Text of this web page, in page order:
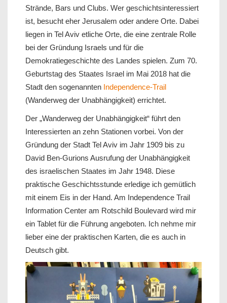
Strände, Bars und Clubs. Wer geschichtsinteressiert
ist, besucht eher Jerusalem oder andere Orte. Dabei
liegen in Tel Aviv etliche Orte, die eine zentrale Rolle
bei der Gründung Israels und für die
Demokratiegeschichte des Landes spielen. Zum 70.
Geburtstag des Staates Israel im Mai 2018 hat die
Stadt den sogenannten Independence-Trail
(Wanderweg der Unabhängigkeit) errichtet.
Der „Wanderweg der Unabhängigkeit“ führt den
Interessierten an zehn Stationen vorbei. Von der
Gründung der Stadt Tel Aviv im Jahr 1909 bis zu
David Ben-Gurions Ausrufung der Unabhängigkeit
des israelischen Staates im Jahr 1948. Diese
praktische Geschichtsstunde erledige ich gemütlich
mit einem Eis in der Hand. Am Independence Trail
Information Center am Rotschild Boulevard wird mir
ein Tablet für die Führung angeboten. Ich nehme mir
lieber eine der praktischen Karten, die es auch in
Deutsch gibt.